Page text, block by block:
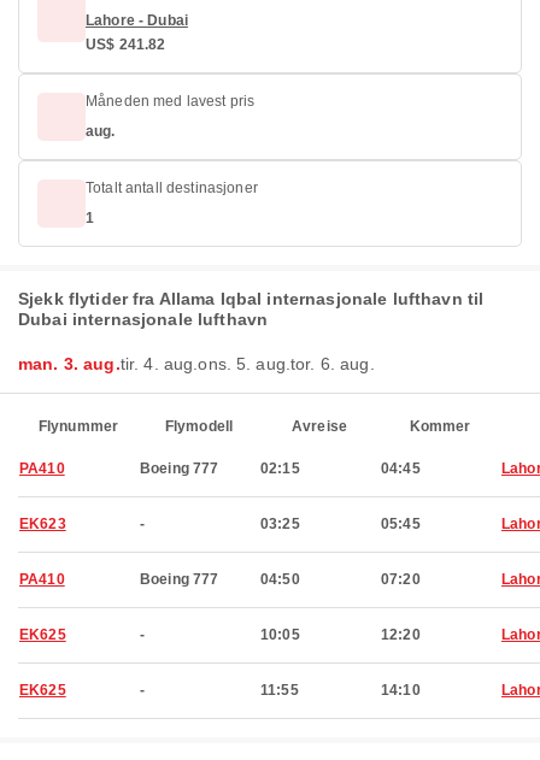
Lahore - Dubai
US$ 241.82
Måneden med lavest pris
aug.
Totalt antall destinasjoner
1
Sjekk flytider fra Allama Iqbal internasjonale lufthavn til
Dubai internasjonale lufthavn
man. 3. aug.tir. 4. aug.ons. 5. aug.tor. 6. aug.
Flynummer Flymodell Avreise Kommer
PA410 Boeing 777 02:15 04:45
EK623 - 03:25 05:45
PA410 Boeing 777 04:50 07:20
EK625 - 10:05 12:20
EK625 - 11:55 14:10